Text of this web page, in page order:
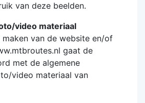
van deze beelden.
video materiaal
van de website en/of
gaat de
met de algemene
video materiaal van